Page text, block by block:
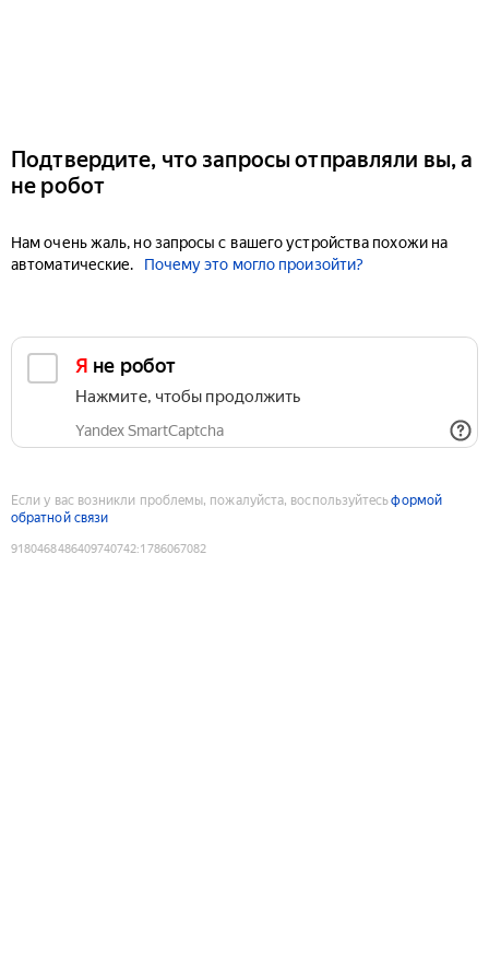
Подтвердите, что запросы отправляли вы, а
не робот
Нам очень жаль, но запросы с вашего устройства похожи на
автоматические.
Почему это могло произойти?
Я не робот
Нажмите, чтобы продолжить
Yandex SmartCaptcha
Если у вас возникли проблемы, пожалуйста, воспользуйтесьформой
обратной связи
9180468486409740742:1786067082